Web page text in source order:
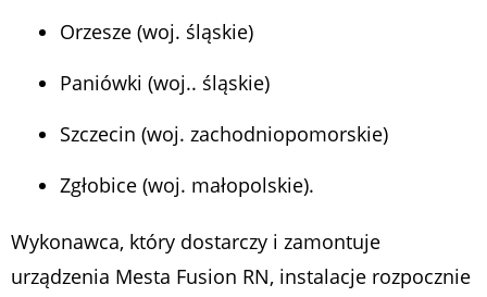
Orzesze (woj. śląskie)
Paniówki (woj.. śląskie)
Szczecin (woj. zachodniopomorskie)
Zgłobice (woj. małopolskie).
Wykonawca, który dostarczy i zamontuje
urządzenia Mesta Fusion RN, instalacje rozpocznie